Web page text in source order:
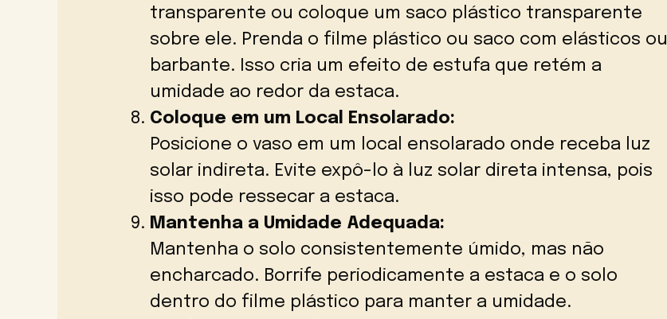
transparente ou coloque um saco plástico transparente
sobre ele. Prenda o filme plástico ou saco com elásticos ou
barbante. Isso cria um efeito de estufa que retém a
umidade ao redor da estaca.
Coloque em um Local Ensolarado:
Posicione o vaso em um local ensolarado onde receba luz
solar indireta. Evite expô-lo à luz solar direta intensa, pois
isso pode ressecar a estaca.
Mantenha a Umidade Adequada:
Mantenha o solo consistentemente úmido, mas não
encharcado. Borrife periodicamente a estaca e o solo
dentro do filme plástico para manter a umidade.